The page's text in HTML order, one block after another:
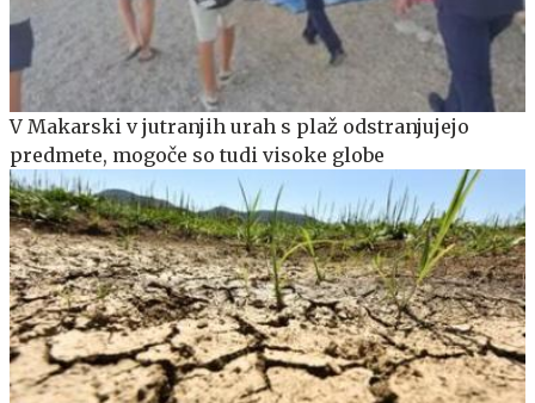
V Makarski v jutranjih urah s plaž odstranjujejo
predmete, mogoče so tudi visoke globe